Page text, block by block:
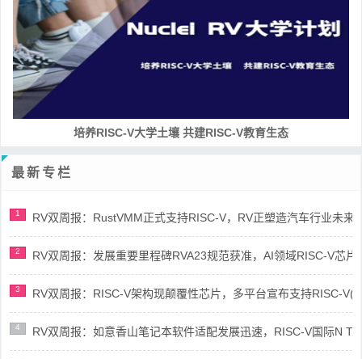
培养RISC-V大学土壤 共建RISC-V教育生态
最新专栏
1 RV双周报：RustVMM正式支持RISC-V，RV正塑造汽车行业未来
2 RV双周报：发展重要里程碑RVA23规范获准，AI领域RISC-V芯
3 RV双周报：RISC-V架构现颠覆性芯片，多平台宣布支持RISC-V(
4 RV双周报：如意香山笔记本软件适配发展迅速，RISC-V国际N